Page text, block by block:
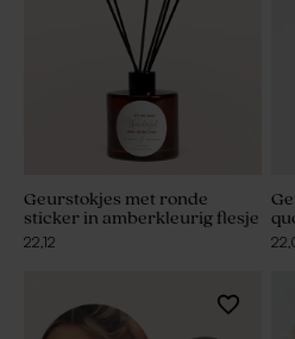
Geurstokjes met ronde
sticker in amberkleurig flesje
22,12